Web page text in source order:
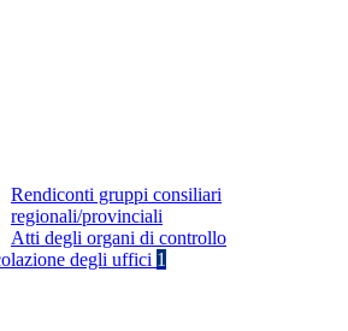
Rendiconti gruppi consiliari
regionali/provinciali
Atti degli organi di controllo
degli uffici 1